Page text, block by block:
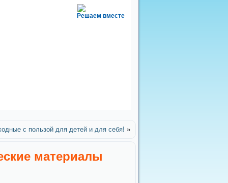
Решаем вместе
с пользой для детей и для себя! »
материалы